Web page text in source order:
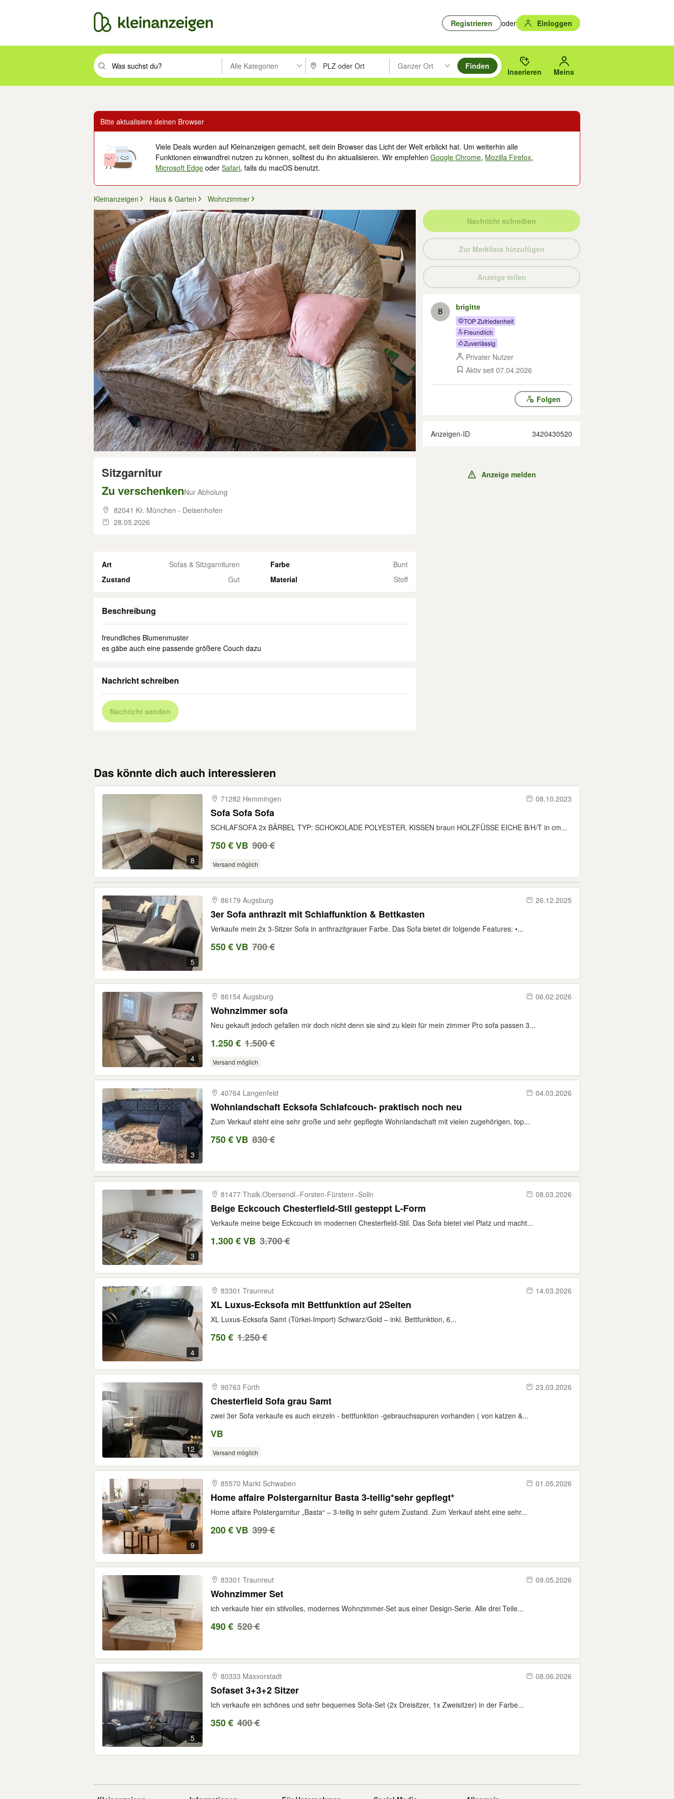
Registrieren oder Einloggen
Suchbegriff eingeben. Eingabetaste drücken um zu suchen, oder Vorschläge mit den Pfeiltasten nach oben/unten durchsuchen und mit Eingabetaste auswählen.
Alle Kategorien PLZ oder Ort eingeben. Eingabetaste drücken um zu suchen, oder Vorschläge mit den Pfeiltasten nach oben/
Ganzer Ort
Suche im Umkreis des gewählten Orts oder PLZ.
Finden
Inserieren Meins
Bitte aktualisiere deinen Browser
Viele Deals wurden auf Kleinanzeigen gemacht, seit dein Browser das Licht der Welt erblickt hat. Um weiterhin alle
Funktionen einwandfrei nutzen zu können, solltest du ihn aktualisieren. Wir empfehlenGoogle Chrome, Mozilla Firefox,
Microsoft Edge oderSafari, falls du macOS benutzt.
Kleinanzeigen Haus & Garten Wohnzimmer
Sitzgarnitur
Zu verschenkenNur Abholung
82041 Kr. München - Deisenhofen
28.05.2026
Art Sofas & Sitzgarnituren Farbe
Bunt
Zustand
Gut Material Stoff
Beschreibung
freundliches Blumenmuster
es gäbe auch eine passende größere Couch dazu
Nachricht schreiben
Nachricht senden
Nachricht schreiben
Zur Merkliste hinzufügen
Anzeige teilen
B brigitte
TOP Zufriedenheit
Freundlich
Zuverlässig
Privater Nutzer
Aktiv seit 07.04.2026
Folgen
Anzeigen-ID 3420430520
Anzeige melden
Das könnte dich auch interessieren
8
71282 Hemmingen 08.10.2023
Sofa Sofa Sofa
SCHLAFSOFA 2x BÄRBEL TYP: SCHOKOLADE POLYESTER, KISSEN braun HOLZFÜSSE EICHE B/H/T in cm...
750 € VB 900 €
Versand möglich
5
86179 Augsburg 26.12.2025
3er Sofa anthrazit mit Schlaffunktion & Bettkasten
Verkaufe mein 2x 3-Sitzer Sofa in anthrazitgrauer Farbe. Das Sofa bietet dir folgende Features: •...
550 € VB 700 €
4
86154 Augsburg 06.02.2026
Wohnzimmer sofa
Neu gekauft jedoch gefallen mir doch nicht denn sie sind zu klein für mein zimmer Pro sofa passen 3...
1.250 € 1.500 €
Versand möglich
3
40764 Langenfeld 04.03.2026
Wohnlandschaft Ecksofa Schlafcouch- praktisch noch neu
Zum Verkauf steht eine sehr große und sehr gepflegte Wohnlandschaft mit vielen zugehörigen, top...
750 € VB 830 €
3
81477 Thalk.Obersendl.-​Forsten-​Fürstenr.-​Solln 08.03.2026
Beige Eckcouch Chesterfield-Stil gesteppt L-Form
Verkaufe meine beige Eckcouch im modernen Chesterfield-Stil. Das Sofa bietet viel Platz und macht...
1.300 € VB 3.700 €
4
83301 Traunreut 14.03.2026
XL Luxus-Ecksofa mit Bettfunktion auf 2Seiten
XL Luxus-Ecksofa Samt (Türkei-Import) Schwarz/Gold – inkl. Bettfunktion, 6...
750 € 1.250 €
12
90763 Fürth 23.03.2026
Chesterfield Sofa grau Samt
zwei 3er Sofa verkaufe es auch einzeln - bettfunktion -gebrauchsspuren vorhanden ( von katzen &...
VB
Versand möglich
9
85570 Markt Schwaben 01.05.2026
Home affaire Polstergarnitur Basta 3-teilig*sehr gepflegt*
Home affaire Polstergarnitur „Basta“ – 3-teilig in sehr gutem Zustand. Zum Verkauf steht eine sehr...
200 € VB 399 €
83301 Traunreut 09.05.2026
Wohnzimmer Set
ich verkaufe hier ein stilvolles, modernes Wohnzimmer-Set aus einer Design-Serie. Alle drei Teile...
490 € 520 €
5
80333 Maxvorstadt 08.06.2026
Sofaset 3+3+2 Sitzer
Ich verkaufe ein schönes und sehr bequemes Sofa-Set (2x Dreisitzer, 1x Zweisitzer) in der Farbe...
350 € 400 €